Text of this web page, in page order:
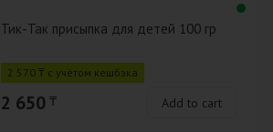
Тик-Так присыпка для детей 100 гр
2 570 ₸ с учётом кешбэка
2 650 ₸ Add to cart